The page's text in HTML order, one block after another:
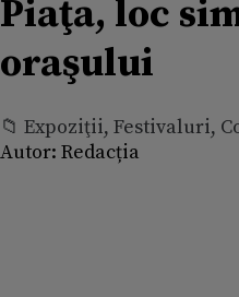
Piaţa, loc
oraşului
📁 Expoziţii, Festivaluri,
Autor: Redacția